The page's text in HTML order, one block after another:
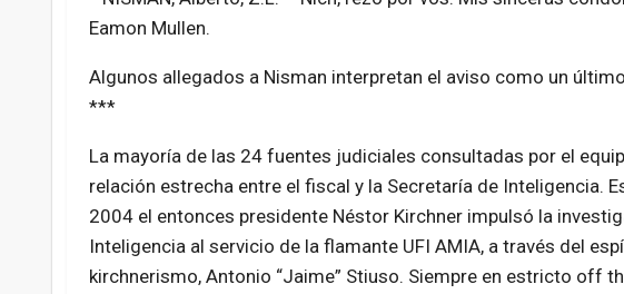
Eamon Mullen.
Algunos allegados a Nisman interpretan el aviso como un
***
La mayoría de las 24 fuentes judiciales consultadas por el
relación estrecha entre el fiscal y la Secretaría de Inteligencia.
2004 el entonces presidente Néstor Kirchner impulsó la
Inteligencia al servicio de la flamante UFI AMIA, a través del
kirchnerismo, Antonio “Jaime” Stiuso. Siempre en estricto off